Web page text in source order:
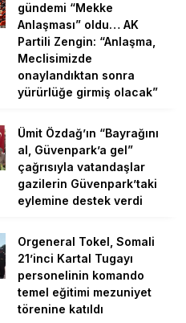
gündemi “Mekke
Anlaşması” oldu… AK
Partili Zengin: “Anlaşma,
Meclisimizde
onaylandıktan sonra
yürürlüğe girmiş olacak”
Ümit Özdağ’ın “Bayrağını
al, Güvenpark’a gel”
çağrısıyla vatandaşlar
gazilerin Güvenpark’taki
eylemine destek verdi
Orgeneral Tokel, Somali
21’inci Kartal Tugayı
personelinin komando
temel eğitimi mezuniyet
törenine katıldı